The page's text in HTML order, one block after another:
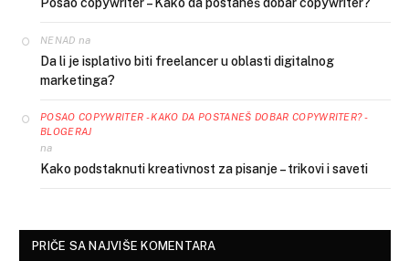
NENAD na
Da li je isplativo biti freelancer u oblasti digitalnog
marketinga?
POSAO COPYWRITER - KAKO DA POSTANEŠ DOBAR COPYWRITER? -
BLOGERAJ
na
Kako podstaknuti kreativnost za pisanje – trikovi i saveti
PRIČE SA NAJVIŠE KOMENTARA